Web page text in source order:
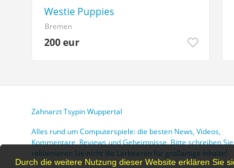
Durch die weitere Nutzung dieser Website erklären Sie
Westie Puppies
Bremen
200 eur
Zahnarzt Tsypin Wuppertal
Alles rund um Computerspiele: die besten News, Videos,
Kommentare, Reviews und Geheimnisse. Bitte schreiben
reklamieren Sie nicht die Lorbeeren für großartige Inhalte!